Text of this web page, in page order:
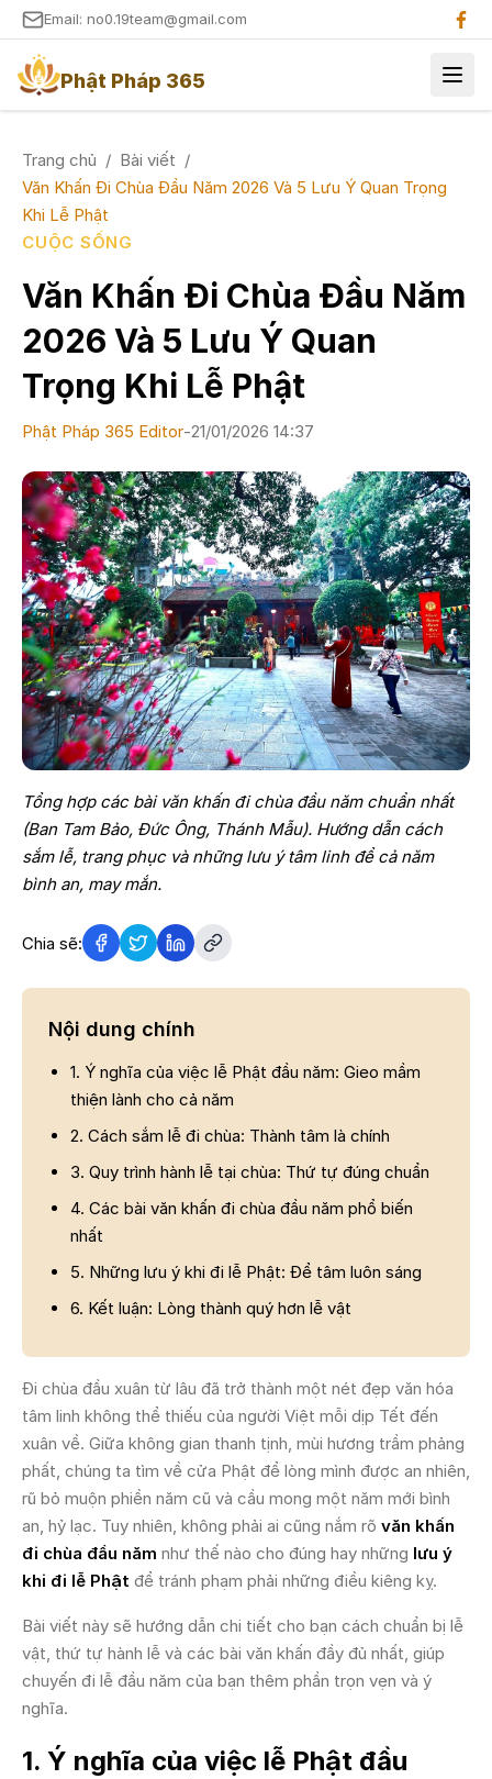
Email: no0.19team@gmail.com
Phật Pháp 365
Trang chủ / Bài viết /
Văn Khấn Đi Chùa Đầu Năm 2026 Và 5 Lưu Ý Quan Trọng
Khi Lễ Phật
CUỘC SỐNG
Văn Khấn Đi Chùa Đầu Năm
2026 Và 5 Lưu Ý Quan
Trọng Khi Lễ Phật
Phật Pháp 365 Editor-21/01/2026 14:37
Tổng hợp các bài văn khấn đi chùa đầu năm chuẩn nhất
(Ban Tam Bảo, Đức Ông, Thánh Mẫu). Hướng dẫn cách
sắm lễ, trang phục và những lưu ý tâm linh để cả năm
bình an, may mắn.
Chia sẽ:
Nội dung chính
1. Ý nghĩa của việc lễ Phật đầu năm: Gieo mầm
thiện lành cho cả năm
2. Cách sắm lễ đi chùa: Thành tâm là chính
3. Quy trình hành lễ tại chùa: Thứ tự đúng chuẩn
4. Các bài văn khấn đi chùa đầu năm phổ biến
nhất
5. Những lưu ý khi đi lễ Phật: Để tâm luôn sáng
6. Kết luận: Lòng thành quý hơn lễ vật
Đi chùa đầu xuân từ lâu đã trở thành một nét đẹp văn hóa
tâm linh không thể thiếu của người Việt mỗi dịp Tết đến
xuân về. Giữa không gian thanh tịnh, mùi hương trầm phảng
phất, chúng ta tìm về cửa Phật để lòng mình được an nhiên,
rũ bỏ muộn phiền năm cũ và cầu mong một năm mới bình
an, hỷ lạc. Tuy nhiên, không phải ai cũng nắm rõ văn khấn
đi chùa đầu năm như thế nào cho đúng hay những lưu ý
khi đi lễ Phật để tránh phạm phải những điều kiêng kỵ.
Bài viết này sẽ hướng dẫn chi tiết cho bạn cách chuẩn bị lễ
vật, thứ tự hành lễ và các bài văn khấn đầy đủ nhất, giúp
chuyến đi lễ đầu năm của bạn thêm phần trọn vẹn và ý
nghĩa.
1. Ý nghĩa của việc lễ Phật đầu